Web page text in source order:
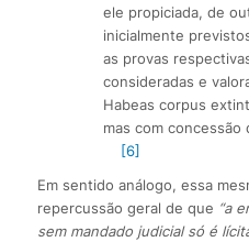
ele propiciada, de
inicialmente
as provas
consideradas e
Habeas corpus
mas com
[6]
Em sentido análogo, essa
repercussão geral de que “a
sem mandado judicial só é